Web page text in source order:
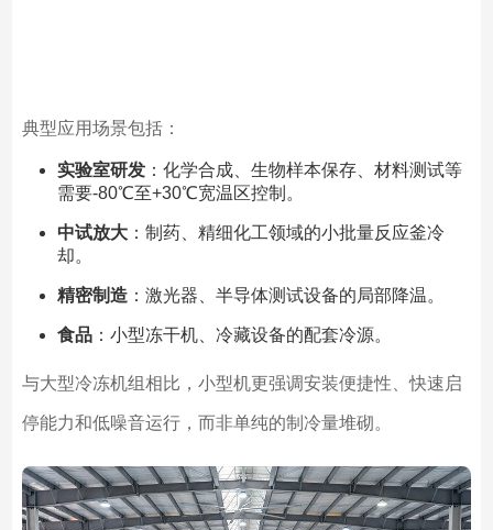
典型应用场景包括：
实验室研发：化学合成、生物样本保存、材料测试等
需要-80℃至+30℃宽温区控制。
中试放大：制药、精细化工领域的小批量反应釜冷
却。
精密制造：激光器、半导体测试设备的局部降温。
食品：小型冻干机、冷藏设备的配套冷源。
与大型冷冻机组相比，小型机更强调安装便捷性、快速启
停能力和低噪音运行，而非单纯的制冷量堆砌。